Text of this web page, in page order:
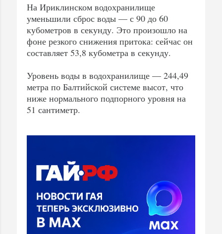
На Ириклинском водохранилище
уменьшили сброс воды — с 90 до 60
кубометров в секунду. Это произошло на
фоне резкого снижения притока: сейчас он
составляет 53,8 кубометра в секунду.
Уровень воды в водохранилище — 244,49
метра по Балтийской системе высот, что
ниже нормального подпорного уровня на
51 сантиметр.